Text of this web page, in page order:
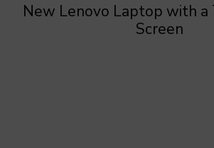
New Lenovo Laptop with a
Screen